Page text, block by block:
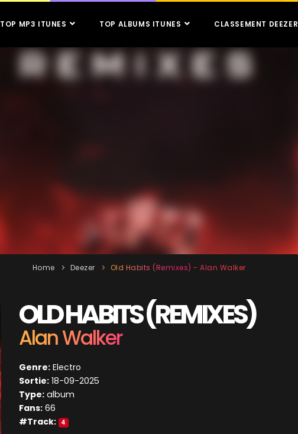
TOP MP3 ITUNES TOP ALBUMS ITUNES CLASSEMENT DEEZER
Home Deezer Old Habits (Remixes) - Alan Walker
OLD HABITS (REMIXES)
Alan Walker
Genre: Electro
Sortie: 18-09-2025
Type: album
Fans: 66
#Track: 4